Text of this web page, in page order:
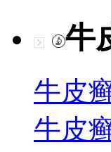
牛
牛皮
牛皮